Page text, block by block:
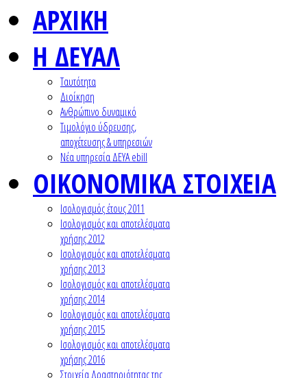
ΑΡΧΙΚΗ
Η ΔΕΥΑΛ
Ταυτότητα
Διοίκηση
Ανθρώπινο δυναμικό
Τιμολόγιο ύδρευσης,
αποχέτευσης & υπηρεσιών
Nέα υπηρεσία ΔΕΥΑ ebill
ΟΙΚΟΝΟΜΙΚΑ ΣΤΟΙΧΕΙΑ
Ισολογισμός έτους 2011
Ισολογισμός και αποτελέσματα
χρήσης 2012
Ισολογισμός και αποτελέσματα
χρήσης 2013
Ισολογισμός και αποτελέσματα
χρήσης 2014
Ισολογισμός και αποτελέσματα
χρήσης 2015
Ισολογισμός και αποτελέσματα
χρήσης 2016
Στοιχεία Δραστηριότητας της